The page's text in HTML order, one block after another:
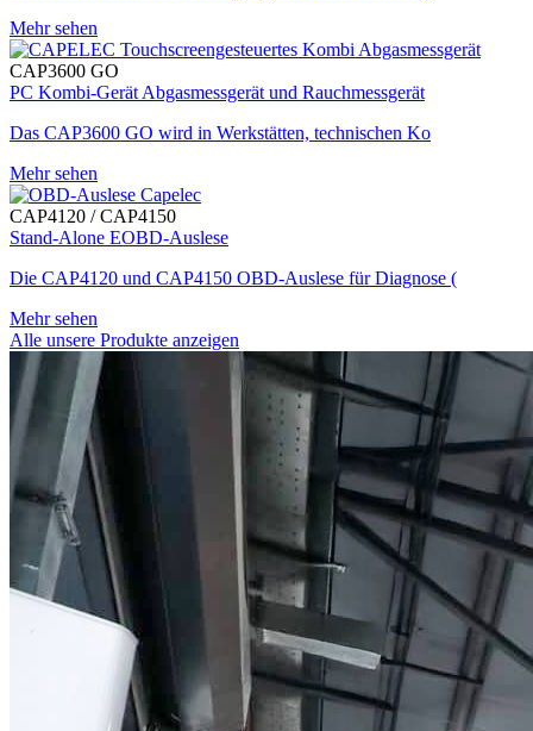
Mehr sehen
CAP3600 GO
PC Kombi-Gerät Abgasmessgerät und Rauchmessgerät
Das CAP3600 GO wird in Werkstätten, technischen Ko
Mehr sehen
CAP4120 / CAP4150
Stand-Alone EOBD-Auslese
Die CAP4120 und CAP4150 OBD-Auslese für Diagnose (
Mehr sehen
Alle unsere Produkte anzeigen